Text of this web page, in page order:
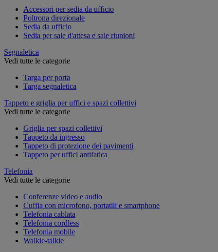
Accessori per sedia da ufficio
Poltrona direzionale
Sedia da ufficio
Sedia per sale d'attesa e sale riunioni
Segnaletica
Vedi tutte le categorie
Targa per porta
Targa segnaletica
Tappeto e griglia per uffici e spazi collettivi
Vedi tutte le categorie
Griglia per spazi collettivi
Tappeto da ingresso
Tappeto di protezione dei pavimenti
Tappeto per uffici antifatica
Telefonia
Vedi tutte le categorie
Conferenze video e audio
Cuffia con microfono, portatili e smartphone
Telefonia cablata
Telefonia cordless
Telefonia mobile
Walkie-talkie